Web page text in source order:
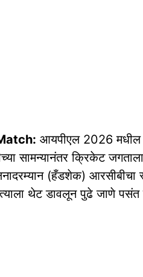
आयपीएल 2026 मधील
सामन्यानंतर क्रिकेट
(हँडशेक) आरसीबीचा
त्याला थेट डावलून पुढे जाणे